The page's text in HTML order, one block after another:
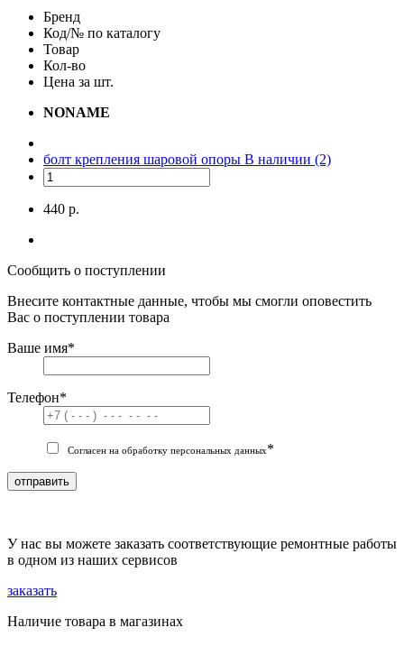
Бренд
Код/№ по каталогу
Товар
Кол-во
Цена за шт.
NONAME
болт крепления шаровой опоры В наличии (2)
440 р.
Сообщить о поступлении
Внесите контактные данные, чтобы мы смогли оповестить
Вас о поступлении товара
Ваше имя*
Телефон*
Согласен на обработку персональных данных*
отправить
У нас вы можете заказать соответствующие ремонтные работы
в одном из наших сервисов
заказать
Наличие товара в магазинах